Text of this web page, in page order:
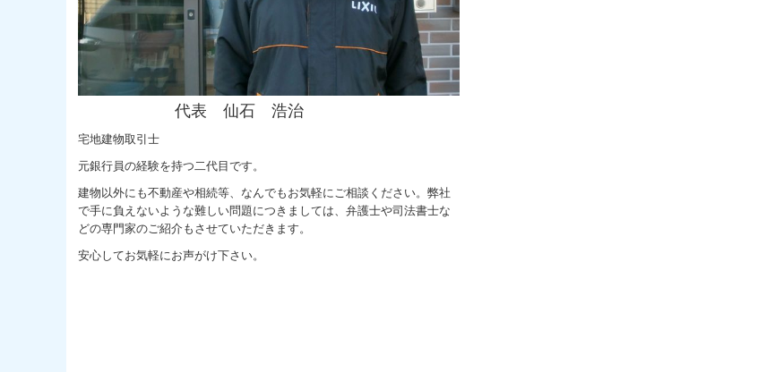
代表 仙石 浩治
宅地建物取引士
元銀行員の経験を持つ二代目です。
建物以外にも不動産や相続等、なんでもお気軽にご相談ください。弊社
で手に負えないような難しい問題につきましては、弁護士や司法書士な
どの専門家のご紹介もさせていただきます。
安心してお気軽にお声がけ下さい。